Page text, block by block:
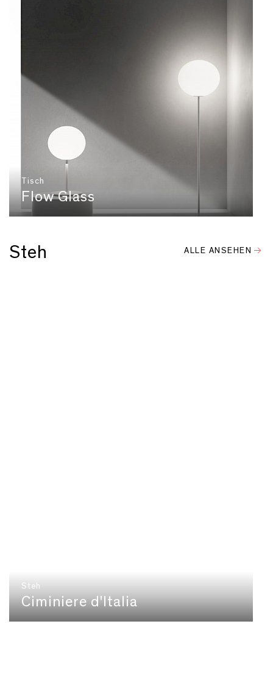
Tisch
Flow Glass
Steh ALLE ANSEHEN
Steh
Ciminiere d'Italia